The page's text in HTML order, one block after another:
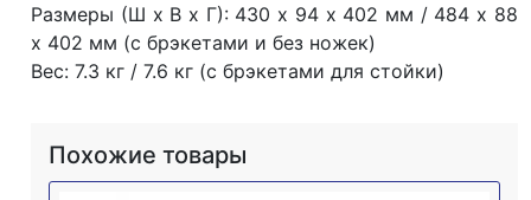
Размеры (Ш x В x Г): 430 x 94 х 402 мм / 484 x 88
х 402 мм (с брэкетами и без ножек)
Вес: 7.3 кг / 7.6 кг (с брэкетами для стойки)
Похожие товары